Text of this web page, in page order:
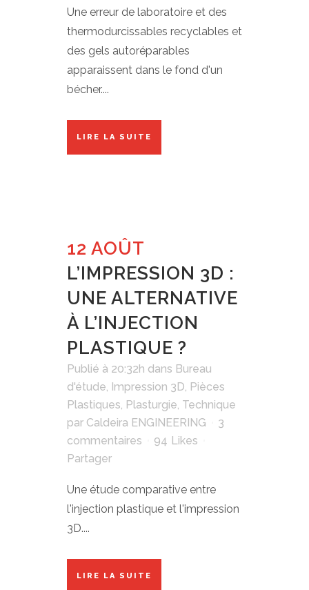
Une erreur de laboratoire et des
thermodurcissables recyclables et
des gels autoréparables
apparaissent dans le fond d'un
bécher....
LIRE LA SUITE
12 AOÛT
L’IMPRESSION 3D :
UNE ALTERNATIVE
À L’INJECTION
PLASTIQUE ?
Publié à 20:32h dans Bureau
d'étude, Impression 3D, Pièces
Plastiques, Plasturgie, Technique
par Caldeira ENGINEERING
3
commentaires
94 Likes
Partager
Une étude comparative entre
l'injection plastique et l'impression
3D....
LIRE LA SUITE